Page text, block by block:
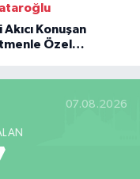
Akıcı Konuşan
Özel
07.08.2026